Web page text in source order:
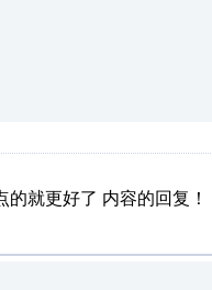
的就更好了 内容的回复！